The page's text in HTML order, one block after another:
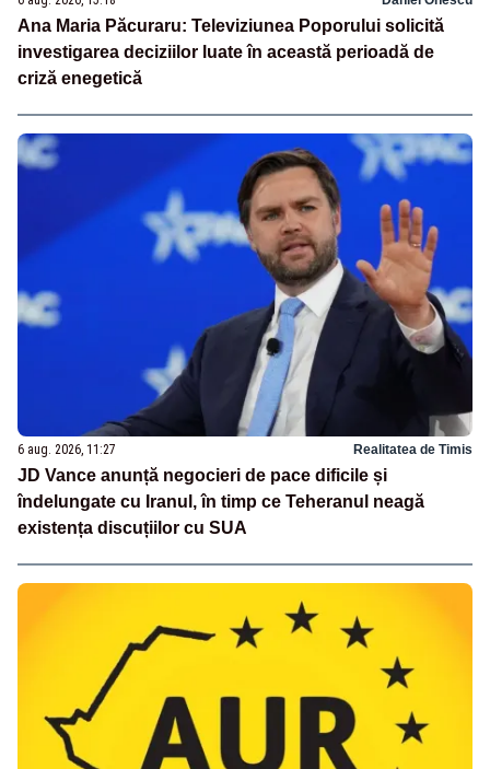
Ana Maria Păcuraru: Televiziunea Poporului solicită
investigarea deciziilor luate în această perioadă de
criză enegetică
6 aug. 2026, 11:27 Realitatea de Timis
JD Vance anunță negocieri de pace dificile și
îndelungate cu Iranul, în timp ce Teheranul neagă
existența discuțiilor cu SUA